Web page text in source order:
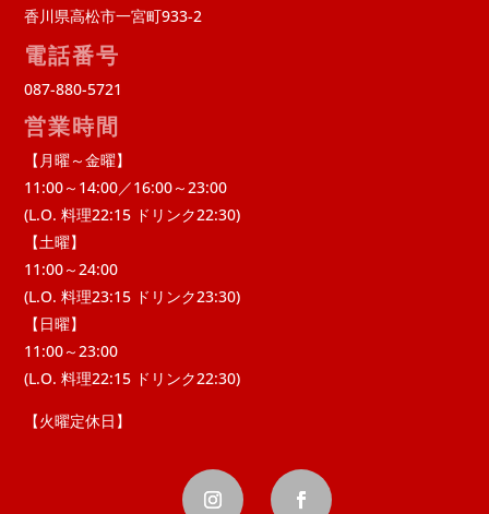
香川県高松市一宮町933-2
電話番号
087-880-5721
営業時間
【月曜～金曜】
11:00～14:00／16:00～23:00
(L.O. 料理22:15 ドリンク22:30)
【土曜】
11:00～24:00
(L.O. 料理23:15 ドリンク23:30)
【日曜】
11:00～23:00
(L.O. 料理22:15 ドリンク22:30)
【火曜定休日】